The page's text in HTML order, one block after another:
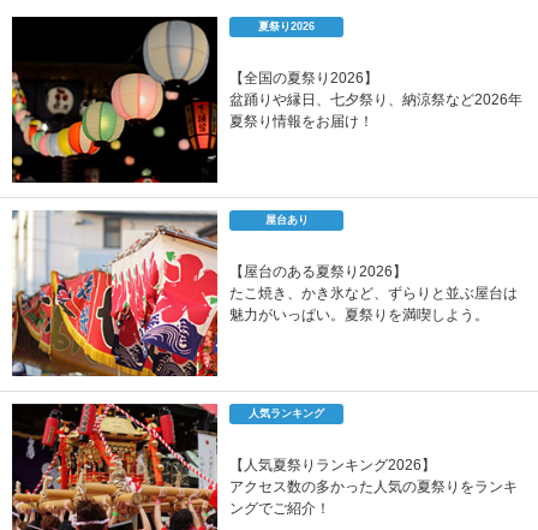
夏祭り2026
【全国の夏祭り2026】
盆踊りや縁日、七夕祭り、納涼祭など2026年
夏祭り情報をお届け！
屋台あり
【屋台のある夏祭り2026】
たこ焼き、かき氷など、ずらりと並ぶ屋台は
魅力がいっぱい。夏祭りを満喫しよう。
人気ランキング
【人気夏祭りランキング2026】
アクセス数の多かった人気の夏祭りをランキ
ングでご紹介！